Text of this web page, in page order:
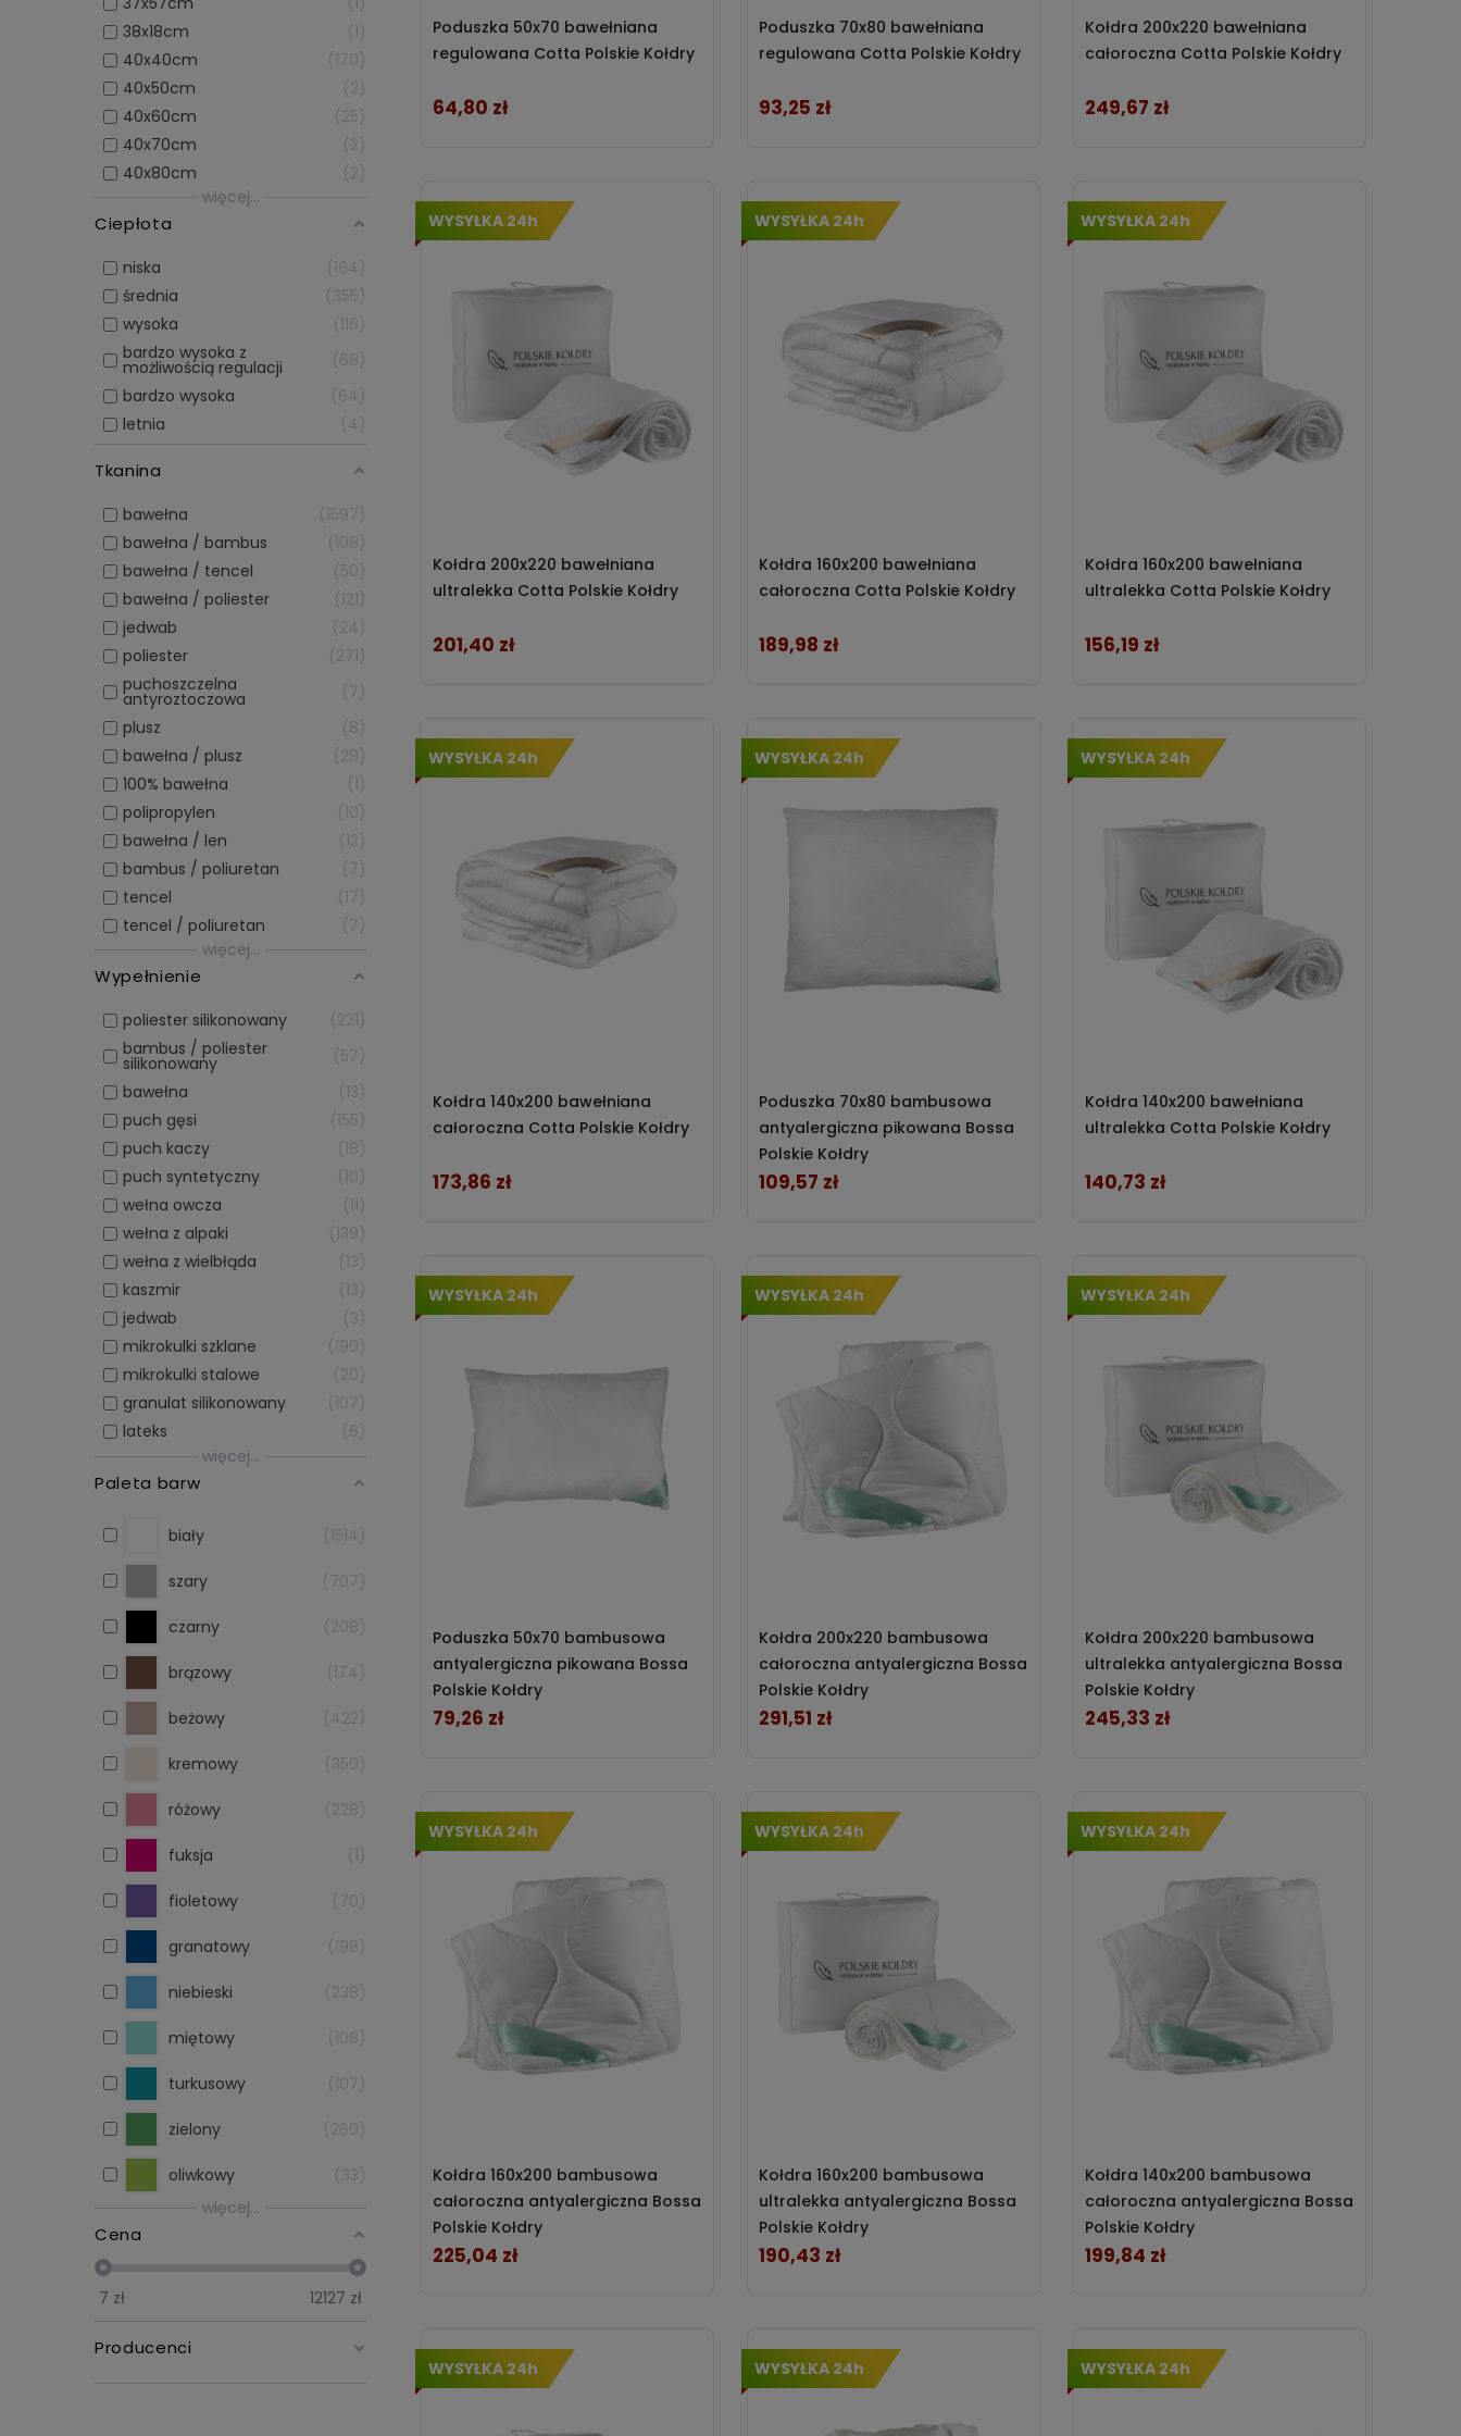
38x18cm
1
40x40cm
170
40x50cm
2
40x60cm
25
40x70cm
2
40x80cm
2
więcej...
Ciepłota
niska
164
średnia
355
wysoka
116
bardzo wysoka z
możliwością regulacji
68
bardzo wysoka
64
letnia
4
Tkanina
bawełna
1597
bawełna / bambus
108
bawełna / tencel
50
bawełna / poliester
121
jedwab
24
poliester
271
puchoszczelna
antyroztoczowa
7
plusz
8
bawełna / plusz
29
100% bawełna
1
polipropylen
10
bawełna / len
12
bambus / poliuretan
7
tencel
17
tencel / poliuretan
7
więcej...
Wypełnienie
poliester silikonowany
221
bambus / poliester
silikonowany
57
bawełna
13
puch gęsi
155
puch kaczy
18
puch syntetyczny
10
wełna owcza
11
wełna z alpaki
139
wełna z wielbłąda
13
kaszmir
13
jedwab
3
mikrokulki szklane
190
mikrokulki stalowe
20
granulat silikonowany
107
lateks
6
więcej...
Paleta barw
biały 1514
szary 707
czarny 208
brązowy 174
beżowy 422
kremowy 350
różowy 228
fuksja 1
fioletowy 70
granatowy 198
niebieski 238
miętowy 108
turkusowy 107
zielony 260
oliwkowy
33
więcej...
Cena
7 zł 12127 zł
Producenci
Poduszka 50x70 bawełniana
regulowana Cotta Polskie Kołdry
Cena
64,80 zł
Poduszka 70x80 bawełniana
regulowana Cotta Polskie Kołdry
Cena
93,25 zł
Kołdra 200x220 bawełniana
całoroczna Cotta Polskie Kołdry
Cena
249,67 zł
WYSYŁKA 24h
Kołdra 200x220 bawełniana
ultralekka Cotta Polskie Kołdry
Cena
201,40 zł
WYSYŁKA 24h
Kołdra 160x200 bawełniana
całoroczna Cotta Polskie Kołdry
Cena
189,98 zł
WYSYŁKA 24h
Kołdra 160x200 bawełniana
ultralekka Cotta Polskie Kołdry
Cena
156,19 zł
WYSYŁKA 24h
Kołdra 140x200 bawełniana
całoroczna Cotta Polskie Kołdry
Cena
173,86 zł
WYSYŁKA 24h
Poduszka 70x80 bambusowa
antyalergiczna pikowana Bossa
Polskie Kołdry
Cena
109,57 zł
WYSYŁKA 24h
Kołdra 140x200 bawełniana
ultralekka Cotta Polskie Kołdry
Cena
140,73 zł
WYSYŁKA 24h
Poduszka 50x70 bambusowa
antyalergiczna pikowana Bossa
Polskie Kołdry
Cena
79,26 zł
WYSYŁKA 24h
Kołdra 200x220 bambusowa
całoroczna antyalergiczna Bossa
Polskie Kołdry
Cena
291,51 zł
WYSYŁKA 24h
Kołdra 200x220 bambusowa
ultralekka antyalergiczna Bossa
Polskie Kołdry
Cena
245,33 zł
WYSYŁKA 24h
Kołdra 160x200 bambusowa
całoroczna antyalergiczna Bossa
Polskie Kołdry
Cena
225,04 zł
WYSYŁKA 24h
Kołdra 160x200 bambusowa
ultralekka antyalergiczna Bossa
Polskie Kołdry
Cena
190,43 zł
WYSYŁKA 24h
Kołdra 140x200 bambusowa
całoroczna antyalergiczna Bossa
Polskie Kołdry
Cena
199,84 zł
WYSYŁKA 24h WYSYŁKA 24h WYSYŁKA 24h